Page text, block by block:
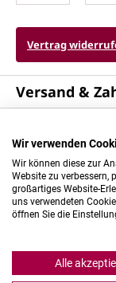
Vertrag
Versand &
Kontakt &
Wir verwenden
Wir können diese zur
Website zu verbessern,
großartiges Website-
uns verwendeten
öffnen Sie die
Alle